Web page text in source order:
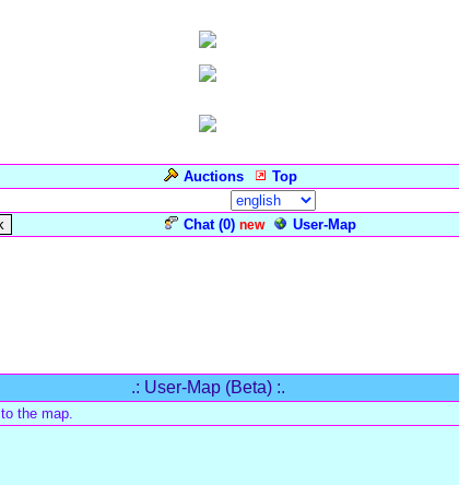
Auctions Top
Chat (0) new User-Map
.: User-Map (Beta) :.
the map.